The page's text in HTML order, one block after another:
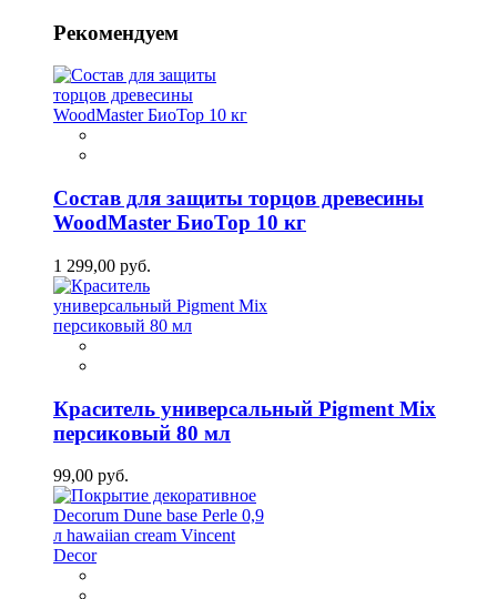
Рекомендуем
Состав для защиты торцов древесины
WoodMaster БиоТор 10 кг
1 299,00 руб.
Краситель универсальный Pigment Mix
персиковый 80 мл
99,00 руб.